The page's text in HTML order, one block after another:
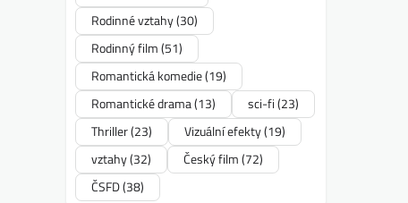
Rodinné vztahy(30)
Rodinný film(51)
Romantická komedie(19)
Romantické drama(13) sci-fi(23)
Thriller(23) Vizuální efekty(19)
vztahy(32) Český film(72)
ČSFD(38)